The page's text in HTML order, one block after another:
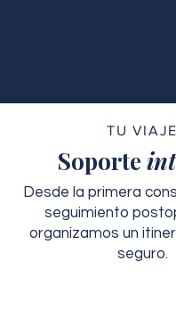
TU VIAJE
Soporte
Desde la primera
seguimiento
organizamos un
seguro.